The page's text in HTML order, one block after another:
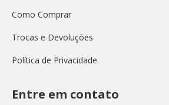
Como Comprar
Trocas e Devoluções
Política de Privacidade
Entre em contato